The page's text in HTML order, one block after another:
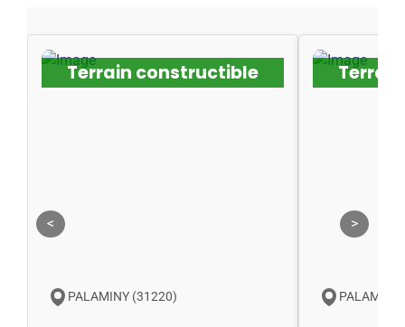
<
Terrain constructible
PALAMINY (31220) PALAMINY
>